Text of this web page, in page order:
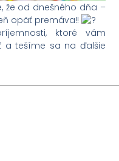
že od dnešného dňa –
opäť premáva!!
ktoré vám
a tešíme sa na ďalšie